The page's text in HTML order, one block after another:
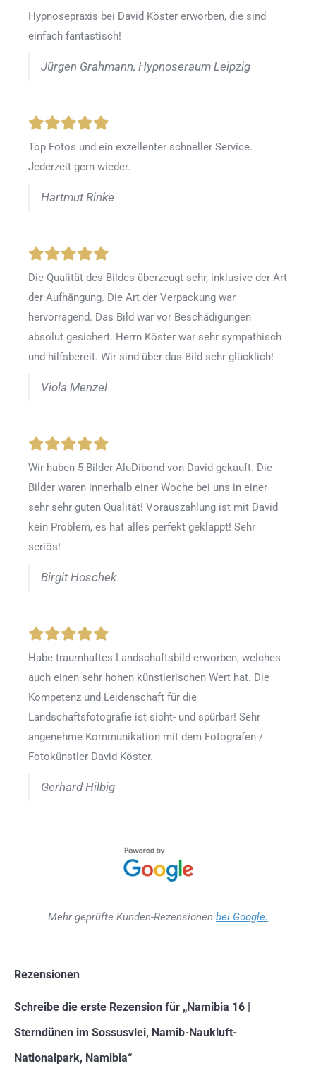
Hypnosepraxis bei David Köster erworben, die sind
einfach fantastisch!
Jürgen Grahmann, Hypnoseraum Leipzig
Top Fotos und ein exzellenter schneller Service.
Jederzeit gern wieder.
Hartmut Rinke
Die Qualität des Bildes überzeugt sehr, inklusive der Art
der Aufhängung. Die Art der Verpackung war
hervorragend. Das Bild war vor Beschädigungen
absolut gesichert. Herrn Köster war sehr sympathisch
und hilfsbereit. Wir sind über das Bild sehr glücklich!
Viola Menzel
Wir haben 5 Bilder AluDibond von David gekauft. Die
Bilder waren innerhalb einer Woche bei uns in einer
sehr sehr guten Qualität! Vorauszahlung ist mit David
kein Problem, es hat alles perfekt geklappt! Sehr
seriös!
Birgit Hoschek
Habe traumhaftes Landschaftsbild erworben, welches
auch einen sehr hohen künstlerischen Wert hat. Die
Kompetenz und Leidenschaft für die
Landschaftsfotografie ist sicht- und spürbar! Sehr
angenehme Kommunikation mit dem Fotografen /
Fotokünstler David Köster.
Gerhard Hilbig
Mehr geprüfte Kunden-Rezensionen bei Google.
Rezensionen
Schreibe die erste Rezension für „Namibia 16 |
Sterndünen im Sossusvlei, Namib-Naukluft-
Nationalpark, Namibia“